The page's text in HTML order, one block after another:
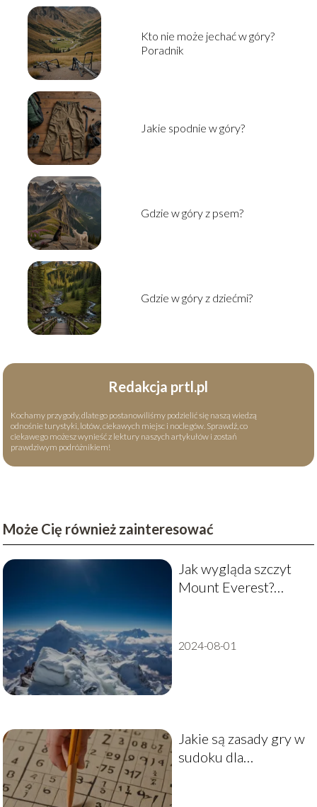
Kto nie może jechać w góry?
Poradnik
Jakie spodnie w góry?
Gdzie w góry z psem?
Gdzie w góry z dziećmi?
Redakcja prtl.pl
Kochamy przygody, dlatego postanowiliśmy podzielić się naszą wiedzą
odnośnie turystyki, lotów, ciekawych miejsc i noclegów. Sprawdź, co
ciekawego możesz wynieść z lektury naszych artykułów i zostań
prawdziwym podróżnikiem!
Może Cię również zainteresować
Jak wygląda szczyt
Mount Everest?
2024-08-01
Jakie są zasady gry w
sudoku dla